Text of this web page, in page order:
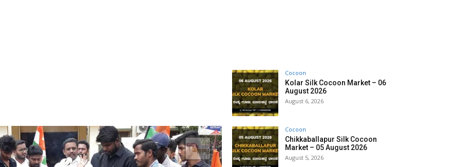
Cocoon
Kolar Silk Cocoon Market – 06
August 2026
August 6, 2026
Cocoon
Chikkaballapur Silk Cocoon
Market – 05 August 2026
August 5, 2026